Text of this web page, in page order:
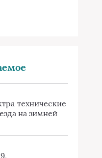
технические
на зимней